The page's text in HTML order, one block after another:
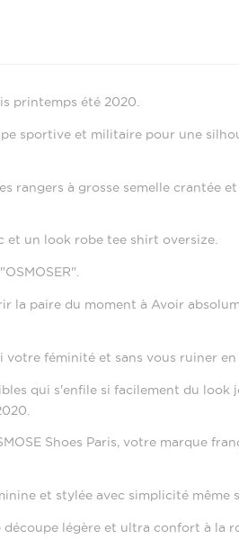
printemps été 2020.
sportive et militaire pour une
à grosse semelle crantée et
et un look robe tee shirt oversize.
la paire du moment à Avoir
féminité et sans vous ruiner en
qui s'enfile si facilement du look
Shoes Paris, votre marque
et stylée avec simplicité même
légère et ultra confort à la